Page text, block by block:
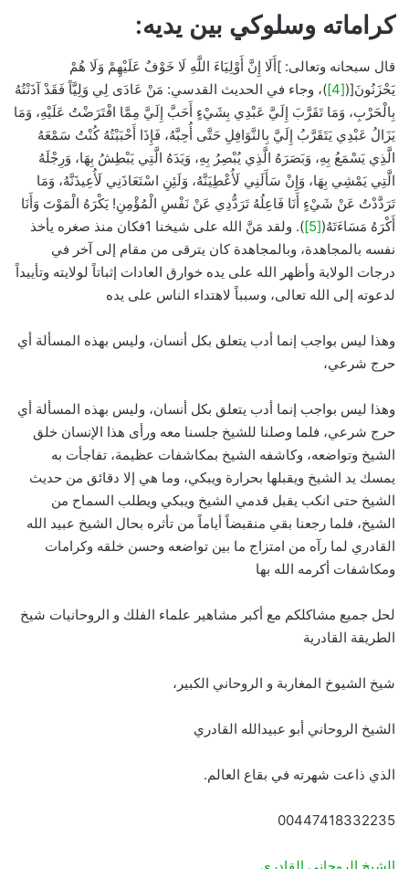
كراماته وسلوكي بين يديه:
قال سبحانه وتعالى: ]أَلَا إِنَّ أَوْلِيَاءَ اللَّهِ لَا خَوْفٌ عَلَيْهِمْ وَلَا هُمْ
يَحْزَنُونَ[([4]
)، وجاء في الحديث القدسي: مَنْ عَادَى لِي وَلِيَّاً فَقَدْ آذَنْتُهُ
بِالْحَرْبِ، وَمَا تَقَرَّبَ إِلَيَّ عَبْدِي بِشَيْءٍ أَحَبَّ إِلَيَّ مِمَّا افْتَرَضْتُ عَلَيْهِ، وَمَا
يَزَالُ عَبْدِي يَتَقَرَّبُ إِلَيَّ بِالنَّوَافِلِ حَتَّى أُحِبَّهُ، فَإِذَا أَحْبَبْتُهُ كُنْتُ سَمْعَهُ
الَّذِي يَسْمَعُ بِهِ، وَبَصَرَهُ الَّذِي يُبْصِرُ بِهِ، وَيَدَهُ الَّتِي يَبْطِشُ بِهَا، وَرِجْلَهُ
الَّتِي يَمْشِي بِهَا، وَإِنْ سَأَلَنِي لَأُعْطِيَنَّهُ، وَلَئِنِ اسْتَعَاذَنِي لَأُعِيذَنَّهُ، وَمَا
تَرَدَّدْتُ عَنْ شَيْءٍ أَنَا فَاعِلُهُ تَرَدُّدِي عَنْ نَفْسِ الْمُؤْمِنِ! يَكْرَهُ الْمَوْتَ وَأَنَا
أَكْرَهُ مَسَاءَتَهُ([5]
). ولقد مَنَّ الله على شيخنا 1فكان منذ صغره يأخذ
نفسه بالمجاهدة، وبالمجاهدة كان يترقى من مقام إلى آخر في
درجات الولاية وأظهر الله على يده خوارق العادات إثباتاً لولايته وتأييداً
لدعوته إلى الله تعالى، وسبباً لاهتداء الناس على يده
وهذا ليس بواجب إنما أدب يتعلق بكل أنسان، وليس بهذه المسألة أي
حرج شرعي،
وهذا ليس بواجب إنما أدب يتعلق بكل أنسان، وليس بهذه المسألة أي
حرج شرعي، فلما وصلنا للشيخ جلسنا معه ورأى هذا الإنسان خلق
الشيخ وتواضعه، وكاشفه الشيخ بمكاشفات عظيمة، تفاجأت به
يمسك يد الشيخ ويقبلها بحرارة ويبكي، وما هي إلا دقائق من حديث
الشيخ حتى انكب يقبل قدمي الشيخ ويبكي ويطلب السماح من
الشيخ، فلما رجعنا بقي منقبضاً أياماً من تأثره بحال الشيخ عبيد الله
القادري لما رآه من امتزاج ما بين تواضعه وحسن خلقه وكرامات
ومكاشفات أكرمه الله بها
لحل جميع مشاكلكم مع أكبر مشاهير علماء الفلك و الروحانيات شيخ
الطريقة القادرية
شيخ الشيوخ المغاربة و الروحاني الكبير،
الشيخ الروحاني أبو عبيدالله القادري
الذي ذاعت شهرته في بقاع العالم.
00447418332235